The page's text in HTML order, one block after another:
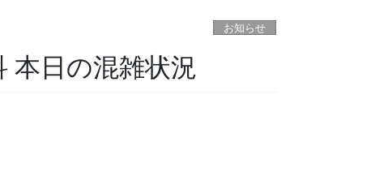
お知らせ
本日の混雑状況